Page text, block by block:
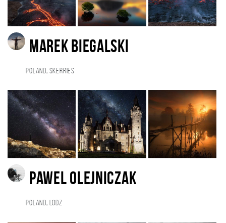
Marek Biegalski
Poland, Skerries
Pawel Olejniczak
Poland, Lodz